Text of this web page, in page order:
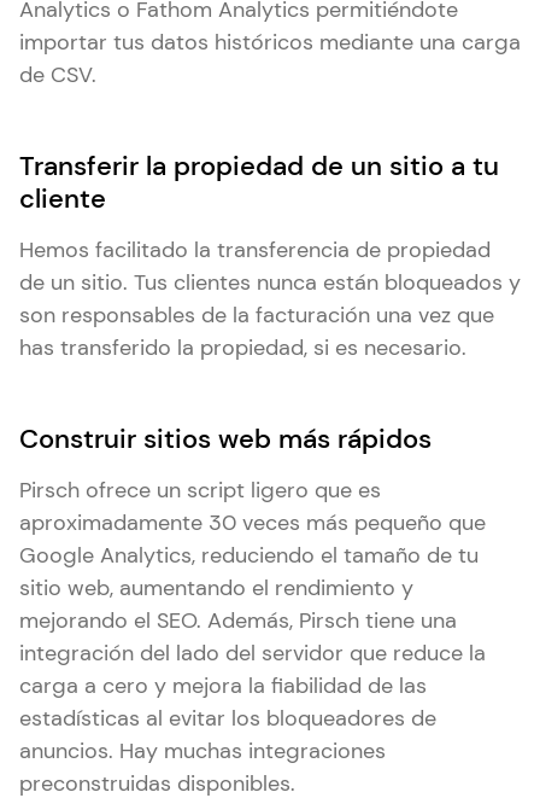
Analytics o Fathom Analytics permitiéndote
importar tus datos históricos mediante una carga
de CSV.
Transferir la propiedad de un sitio a tu
cliente
Hemos facilitado la transferencia de propiedad
de un sitio. Tus clientes nunca están bloqueados y
son responsables de la facturación una vez que
has transferido la propiedad, si es necesario.
Construir sitios web más rápidos
Pirsch ofrece un script ligero que es
aproximadamente 30 veces más pequeño que
Google Analytics, reduciendo el tamaño de tu
sitio web, aumentando el rendimiento y
mejorando el SEO. Además, Pirsch tiene una
integración del lado del servidor que reduce la
carga a cero y mejora la fiabilidad de las
estadísticas al evitar los bloqueadores de
anuncios. Hay muchas integraciones
preconstruidas disponibles.